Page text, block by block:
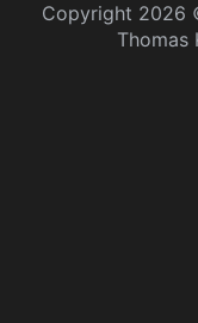
Copyright 2026
Thomas